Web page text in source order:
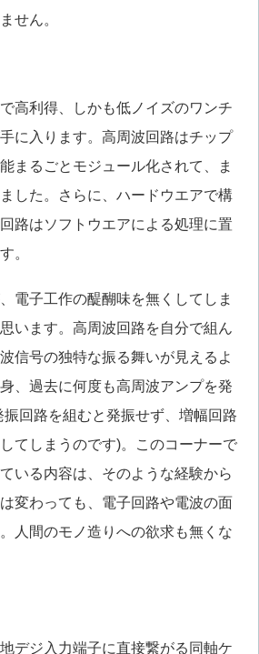
せん。
高利得、しかも低ノイズのワンチ
に入ります。高周波回路はチップ
まるごとモジュール化されて、ま
した。さらに、ハードウエアで構
路はソフトウエアによる処理に置
。
電子工作の醍醐味を無くしてしま
います。高周波回路を自分で組ん
信号の独特な振る舞いが見えるよ
、過去に何度も高周波アンプを発
回路を組むと発振せず、増幅回路
てしまうのです)。このコーナーで
いる内容は、そのような経験から
変わっても、電子回路や電波の面
人間のモノ造りへの欲求も無くな
デジ入力端子に直接繋がる同軸ケ